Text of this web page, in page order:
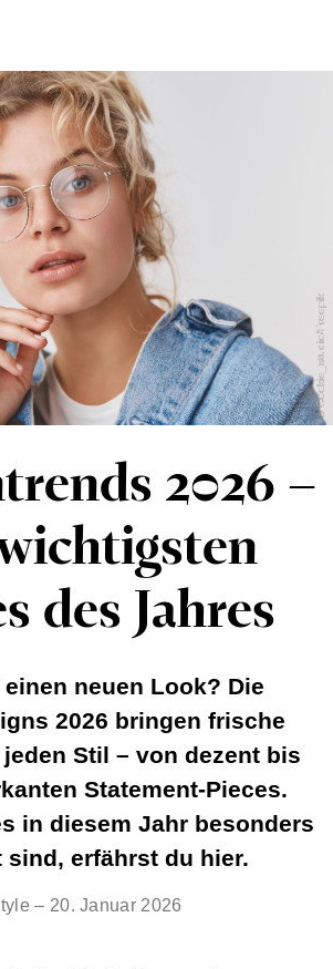
OptikBlog
© Cookie_studio/Freepik
2026 –
des Jahres
neuen Look? Die
2026 bringen frische
Stil – von dezent bis
Statement-Pieces.
in diesem Jahr besonders
sind, erfährst du hier.
– 20. Januar 2026